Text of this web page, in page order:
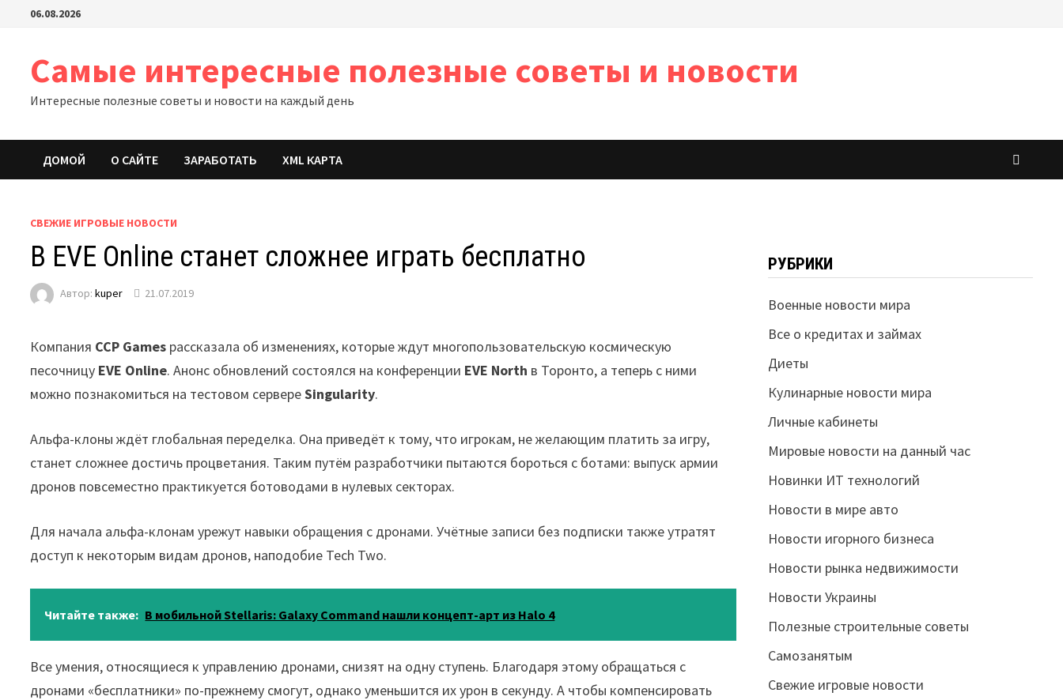
Перейти06.08.2026
Самые интересные полезные советы и новости
Интересные полезные советы и новости на каждый день
ДОМОЙ О САЙТЕ ЗАРАБОТАТЬ XML КАРТА
СВЕЖИЕ ИГРОВЫЕ НОВОСТИ
В EVE Online станет сложнее играть бесплатно
Автор:kuper 21.07.2019
Компания CCP Games рассказала об изменениях, которые ждут многопользовательскую космическую
песочницу EVE Online. Анонс обновлений состоялся на конференции EVE North в Торонто, а теперь с ними
можно познакомиться на тестовом сервереSingularity.
Альфа-клоны ждёт глобальная переделка. Она приведёт к тому, что игрокам, не желающим платить за игру,
станет сложнее достичь процветания. Таким путём разработчики пытаются бороться с ботами: выпуск армии
дронов повсеместно практикуется ботоводами в нулевых секторах.
Для начала альфа-клонам урежут навыки обращения с дронами. Учётные записи без подписки также утратят
доступ к некоторым видам дронов, наподобие Tech Two.
Читайте также: В мобильной Stellaris: Galaxy Command нашли концепт-арт из Halo 4
Все умения, относящиеся к управлению дронами, снизят на одну ступень. Благодаря этому обращаться с
дронами «бесплатники» по-прежнему смогут, однако уменьшится их урон в секунду. А чтобы компенсировать
РУБРИКИ
Военные новости мира
Все о кредитах и займах
Диеты
Кулинарные новости мира
Личные кабинеты
Мировые новости на данный час
Новинки ИТ технологий
Новости в мире авто
Новости игорного бизнеса
Новости рынка недвижимости
Новости Украины
Полезные строительные советы
Самозанятым
Свежие игровые новости